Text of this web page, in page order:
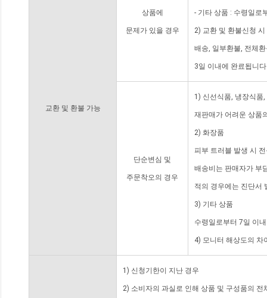
교환 및 환불 가능
상품에
문제가 있을 경우
- 기타 상품 : 수령일로
2) 교환 및 환불신청
배송, 일부환불, 전체
3일 이내에 완료됩니
단순변심 및
주문착오의 경우
1) 신선식품, 냉장식품
재판매가 어려운 상품
2) 화장품
피부 트러블 발생 시
배송비는 판매자가 부
적의 경우에는 진단서
3) 기타 상품
수령일로부터 7일 이
4) 모니터 해상도의 차
1) 신청기한이 지난 경우
2) 소비자의 과실로 인해 상품 및 구성품의